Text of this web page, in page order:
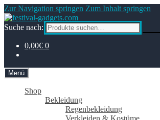
Zur Navigation springen Zum Inhalt springen
Suche nach:
0,00€ 0
Menü
Shop
Bekleidung
Regenbekleidung
Verkleiden & Kostüme